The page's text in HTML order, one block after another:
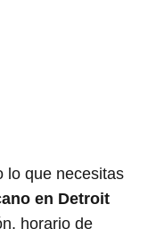
lo que necesitas
en Detroit
horario de